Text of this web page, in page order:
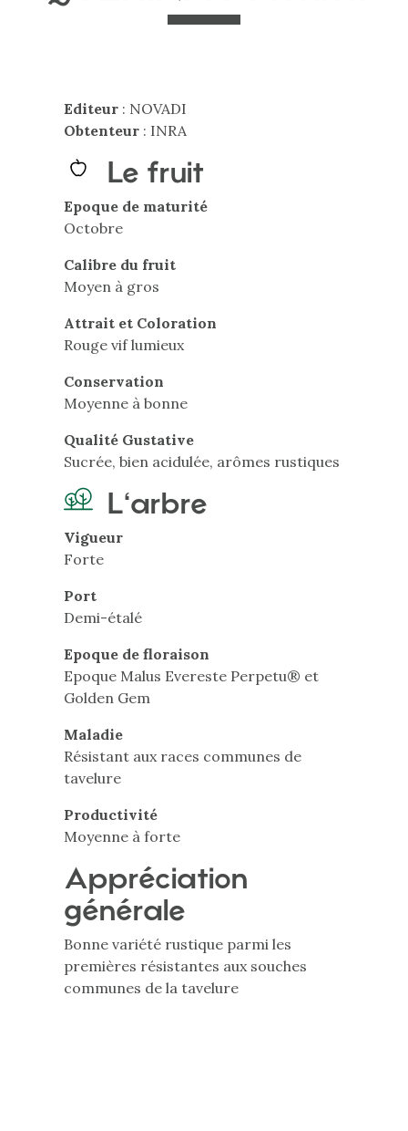
Editeur: NOVADI
Obtenteur: INRA
Le fruit
Epoque de maturité
Octobre
Calibre du fruit
Moyen à gros
Attrait et Coloration
Rouge vif lumieux
Conservation
Moyenne à bonne
Qualité Gustative
Sucrée, bien acidulée, arômes rustiques
L'arbre
Vigueur
Forte
Port
Demi-étalé
Epoque de floraison
Epoque Malus Evereste Perpetu® et
Golden Gem
Maladie
Résistant aux races communes de
tavelure
Productivité
Moyenne à forte
Appréciation
générale
Bonne variété rustique parmi les
premières résistantes aux souches
communes de la tavelure